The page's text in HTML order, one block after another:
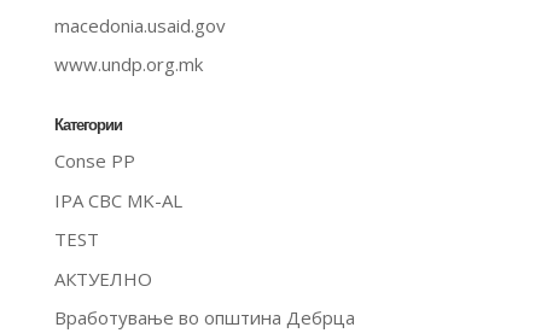
macedonia.usaid.gov
www.undp.org.mk
Категории
Conse PP
IPA CBC MK-AL
TEST
АКТУЕЛНО
Вработување во општина Дебрца